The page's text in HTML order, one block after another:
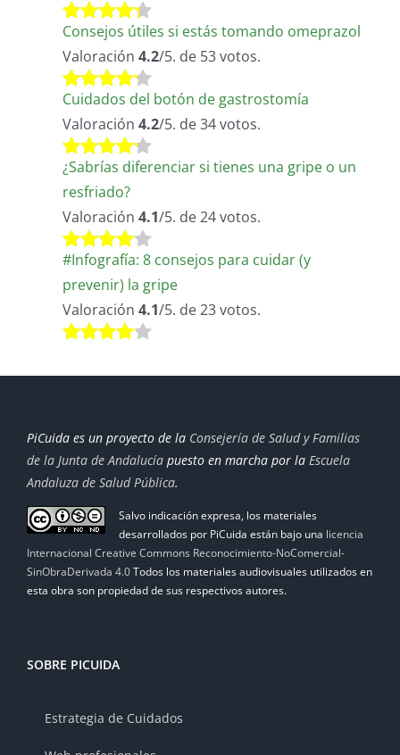
Consejos útiles si estás tomando omeprazol
Valoración 4.2/5. de 53 votos.
Cuidados del botón de gastrostomía
Valoración 4.2/5. de 34 votos.
¿Sabrías diferenciar si tienes una gripe o un
resfriado?
Valoración 4.1/5. de 24 votos.
#Infografía: 8 consejos para cuidar (y
prevenir) la gripe
Valoración 4.1/5. de 23 votos.
PiCuida es un proyecto de la Consejería de Salud y Familias
de la Junta de Andalucía puesto en marcha por la Escuela
Andaluza de Salud Pública.
Salvo indicación expresa, los materiales
desarrollados por PiCuida están bajo una licencia
Internacional Creative Commons Reconocimiento-NoComercial-
SinObraDerivada 4.0Todos los materiales audiovisuales utilizados en
esta obra son propiedad de sus respectivos autores.
SOBRE PICUIDA
Estrategia de Cuidados